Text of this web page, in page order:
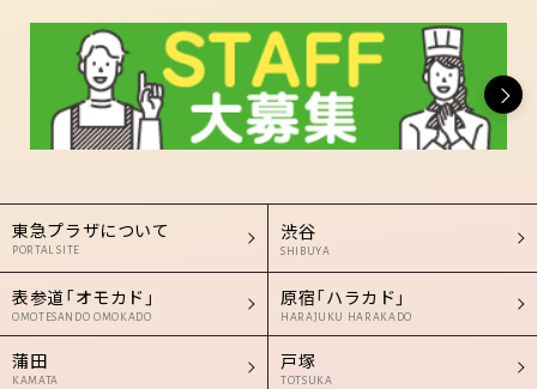
東急プラザについて
PORTAL SITE
渋谷
SHIBUYA
表参道「オモカド」
OMOTESANDO OMOKADO
原宿「ハラカド」
HARAJUKU HARAKADO
蒲田
KAMATA
戸塚
TOTSUKA